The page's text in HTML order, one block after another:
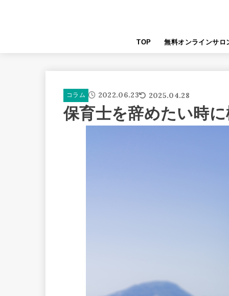
TOP 無料オンラインサロ
コラム 2022.06.23 2025.04.28
保育士を辞めたい時